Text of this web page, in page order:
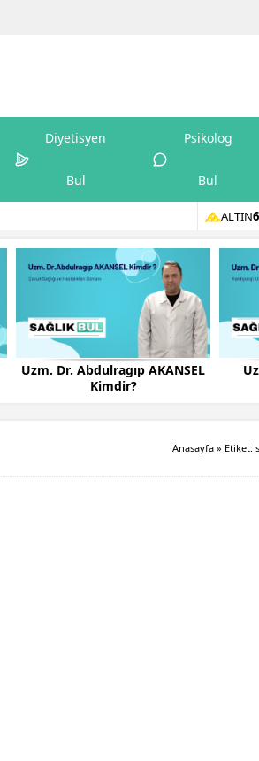
Diyetisyen
Bul
Psikolog
Bul
ALTIN
Uzm. Dr. Abdulragıp AKANSEL
Kimdir?
Anasayfa » Etiket: